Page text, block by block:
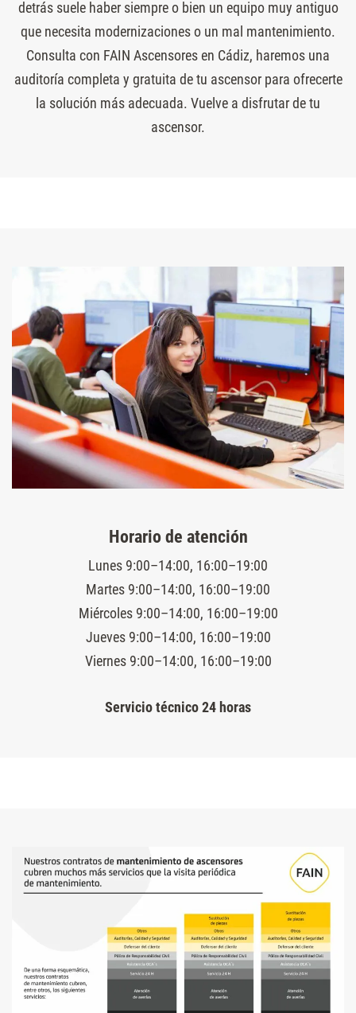
detrás suele haber siempre o bien un equipo muy antiguo
que necesita modernizaciones o un mal mantenimiento.
Consulta con FAIN Ascensores en Cádiz, haremos una
auditoría completa y gratuita de tu ascensor para ofrecerte
la solución más adecuada. Vuelve a disfrutar de tu
ascensor.
Horario de atención
Lunes 9:00–14:00, 16:00–19:00
Martes 9:00–14:00, 16:00–19:00
Miércoles 9:00–14:00, 16:00–19:00
Jueves 9:00–14:00, 16:00–19:00
Viernes 9:00–14:00, 16:00–19:00
Servicio técnico 24 horas